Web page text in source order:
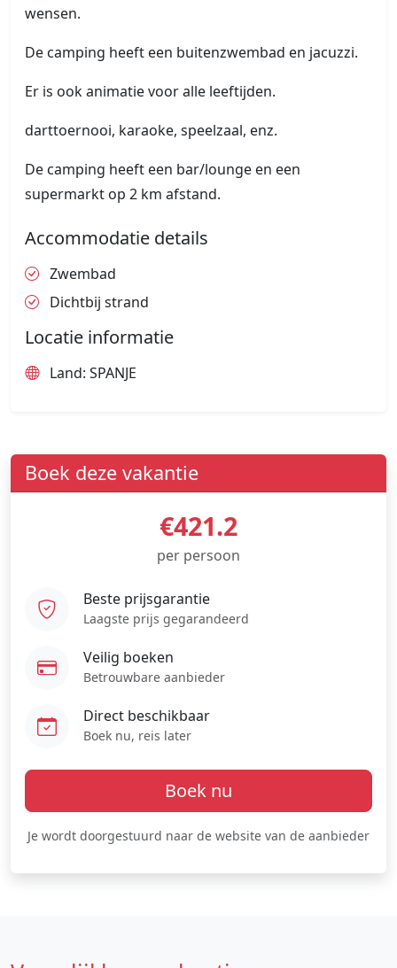
wensen.
De camping heeft een buitenzwembad en jacuzzi.
Er is ook animatie voor alle leeftijden.
darttoernooi, karaoke, speelzaal, enz.
De camping heeft een bar/lounge en een
supermarkt op 2 km afstand.
Accommodatie details
Zwembad
Dichtbij strand
Locatie informatie
Land: SPANJE
Boek deze vakantie
€421.2
per persoon
Beste prijsgarantie
Laagste prijs gegarandeerd
Veilig boeken
Betrouwbare aanbieder
Direct beschikbaar
Boek nu, reis later
Boek nu
Je wordt doorgestuurd naar de website van de aanbieder